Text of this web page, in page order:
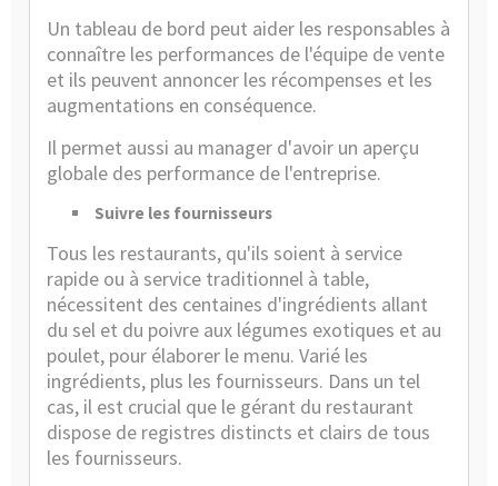
Un tableau de bord peut aider les responsables à
connaître les performances de l'équipe de vente
et ils peuvent annoncer les récompenses et les
augmentations en conséquence.
Il permet aussi au manager d'avoir un aperçu
globale des performance de l'entreprise.
Suivre les fournisseurs
Tous les restaurants, qu'ils soient à service
rapide ou à service traditionnel à table,
nécessitent des centaines d'ingrédients allant
du sel et du poivre aux légumes exotiques et au
poulet, pour élaborer le menu. Varié les
ingrédients, plus les fournisseurs. Dans un tel
cas, il est crucial que le gérant du restaurant
dispose de registres distincts et clairs de tous
les fournisseurs.